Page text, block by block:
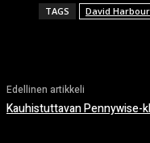
TAGS David Harbour
Edellinen artikkeli
Kauhistuttavan Pennywise-